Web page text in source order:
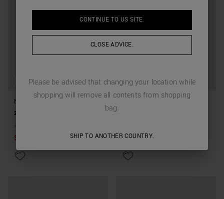
ENFANTS
NOEUD PAPILLON EN TWILL
DE SOIE
25,00 €
Sold Out
ENFANTS
NOEUD PAPILLON EN TWILL
Sold Out
CONTINUE TO US SITE.
CLOSE ADVICE.
Please be advised that changing your location while
shopping will remove all contents from shopping
bag.
SHIP TO ANOTHER COUNTRY.